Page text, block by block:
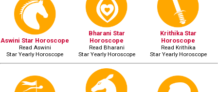
Aswini Star Horoscope
Read Aswini
Star Yearly Horoscope
Bharani Star
Horoscope
Read Bharani
Star Yearly Horoscope
Krithika Star
Horoscope
Read Krithika
Star Yearly Horoscope